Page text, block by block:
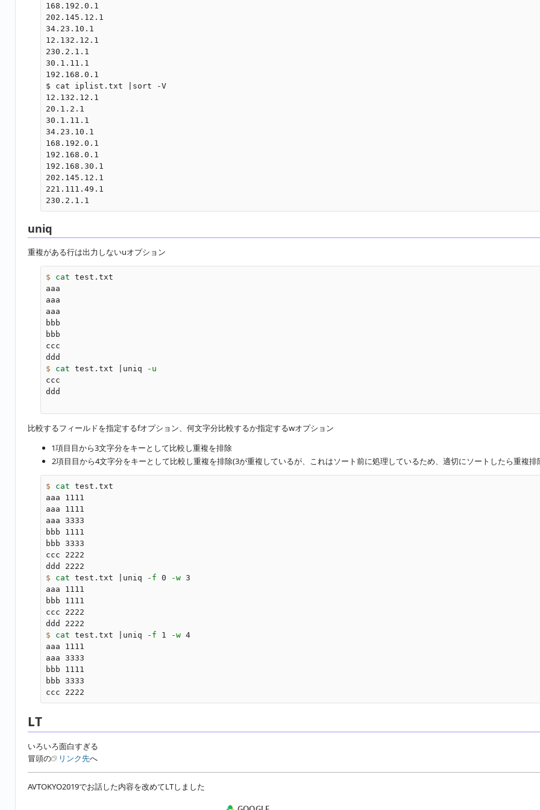
168.192.0.1
202.145.12.1
34.23.10.1
12.132.12.1
230.2.1.1
30.1.11.1
192.168.0.1
$ cat iplist.txt |sort -V
12.132.12.1
20.1.2.1
30.1.11.1
34.23.10.1
168.192.0.1
192.168.0.1
192.168.30.1
202.145.12.1
221.111.49.1
uniq
重複がある行は出力しないuオプション
$ cat test.txt
aaa
aaa
aaa
bbb
bbb
ccc
$ cat test.txt |uniq
-u
ccc
ddd
比較するフィールドを指定するfオプション、何文字分比較するか指定するwオプション
1項目目から3文字分をキーとして比較し重複を排除
2項目目から4文字分をキーとして比較し重複を排除(3が重複しているが、これはソート前に処理しているため、適切にソートしたら重複排
$ cat test.txt
aaa 1111
aaa 1111
aaa 3333
bbb 1111
bbb 3333
ccc 2222
$ cat test.txt |uniq -f 0 -w 3
aaa 1111
bbb 1111
ccc 2222
$ cat test.txt |uniq -f 1 -w 4
aaa 1111
aaa 3333
bbb 1111
bbb 3333
LT
いろいろ面白すぎる
冒頭の
リンク先へ
AVTOKYO2019でお話した内容を改めてLTしました